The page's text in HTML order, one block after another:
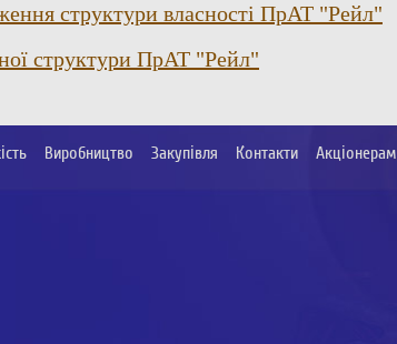
структури власності ПрАТ "Рейл"
структури ПрАТ "Рейл"
Виробництво Закупівля Контакти Акціонерам